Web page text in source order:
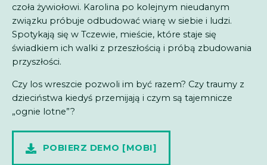
czoła żywiołowi. Karolina po kolejnym nieudanym
związku próbuje odbudować wiarę w siebie i ludzi.
Spotykają się w Tczewie, mieście, które staje się
świadkiem ich walki z przeszłością i próbą zbudowania
przyszłości.
Czy los wreszcie pozwoli im być razem? Czy traumy z
dzieciństwa kiedyś przemijają i czym są tajemnicze
„ognie lotne”?
POBIERZ DEMO [MOBI]